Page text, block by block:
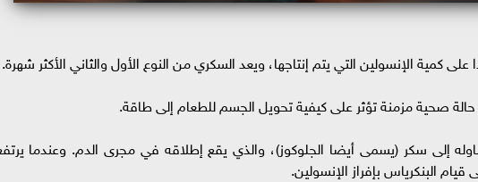
كمية الإنسولين التي يتم إنتاجها، ويعد السكري من النوع الأول والثاني الأكثر شهرة.
صحية مزمنة تؤثر على كيفية تحويل الجسم للطعام إلى طاقة.
إلى سكر (يسمى أيضا الجلوكوز)، والذي يقع إطلاقه في مجرى الدم. وعندما
البنكرياس بإفراز الإنسولين.